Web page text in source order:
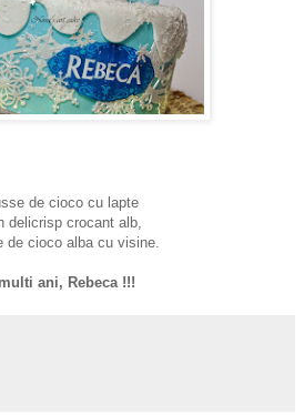
de cioco cu lapte
delicrisp crocant alb,
de cioco alba cu visine.
ani, Rebeca !!!